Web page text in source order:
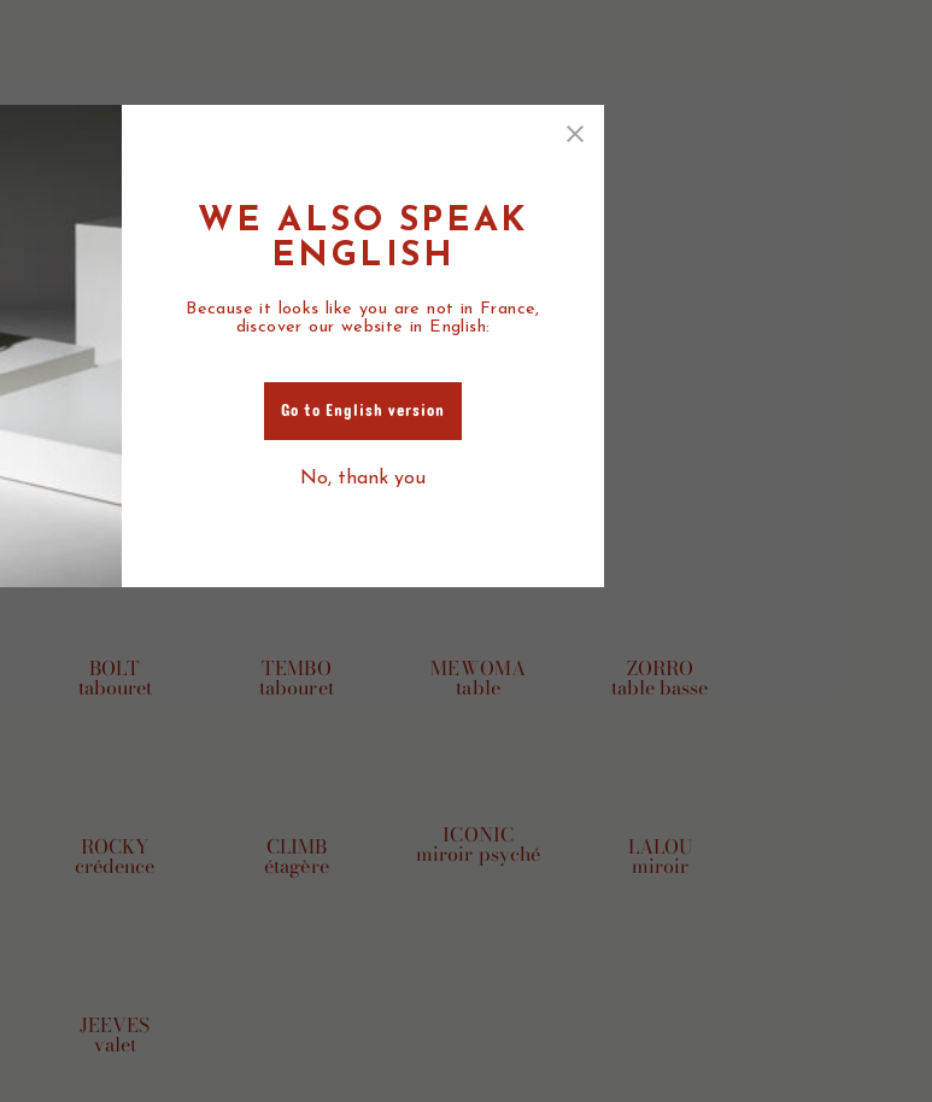
BOLT
tabouret
TEMBO
tabouret
MEWOMA
table
ZORRO
table basse
ROCKY
crédence
CLIMB
étagère
ICONIC
miroir psyché LALOU
miroir
JEEVES
valet
WE ALSO SPEAK
ENGLISH
Because it looks like you are not in France,
discover our website in English:
Go to English version
No, thank you